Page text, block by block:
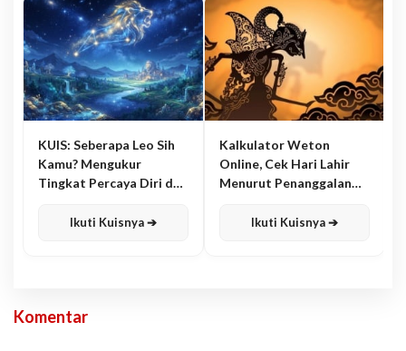
KUIS: Seberapa Leo Sih
Kamu? Mengukur
Tingkat Percaya Diri dan
Ikuti Kuisnya ➔
Kalkulator Weton
Online, Cek Hari Lahir
Menurut Penanggalan
Ikuti Kuisnya ➔
Komentar